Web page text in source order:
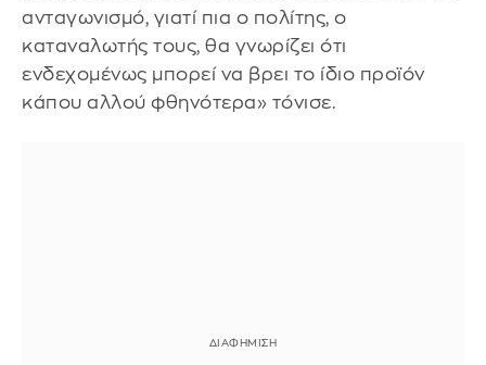
ανταγωνισμό, γιατί πια ο πολίτης, ο
καταναλωτής τους, θα γνωρίζει ότι
ενδεχομένως μπορεί να βρει το ίδιο προϊόν
κάπου αλλού φθηνότερα» τόνισε.